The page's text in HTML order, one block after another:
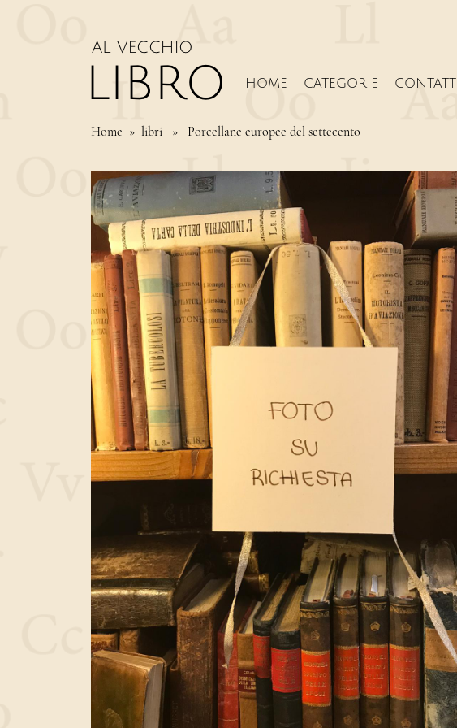
HOME CATEGORIE CONTATTI
Home » libri » Porcellane europee del settecento